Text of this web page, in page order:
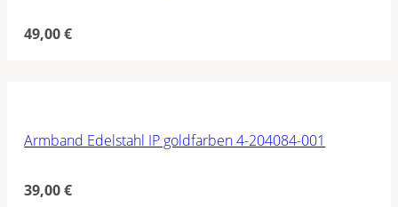
49,00€
Armband Edelstahl IP goldfarben 4-204084-001
39,00€